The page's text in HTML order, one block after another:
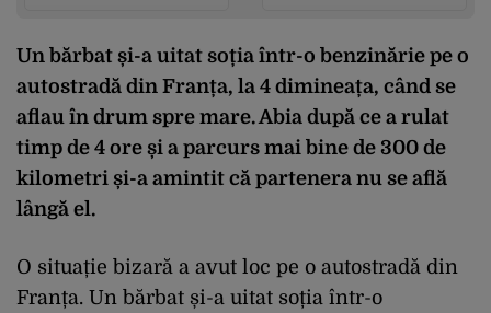
Un bărbat și-a uitat soția într-o benzinărie pe o
autostradă din Franța, la 4 dimineața, când se
aflau în drum spre mare. Abia după ce a rulat
timp de 4 ore și a parcurs mai bine de 300 de
kilometri și-a amintit că partenera nu se află
lângă el.
O situație bizară a avut loc pe o autostradă din
Franța. Un bărbat și-a uitat soția într-o